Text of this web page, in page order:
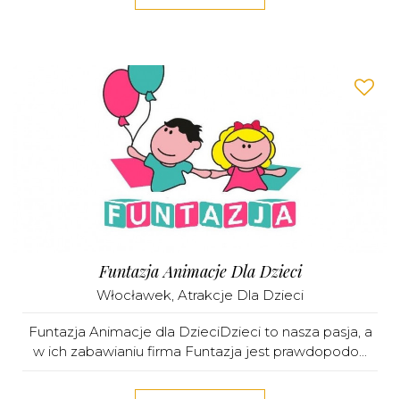
Funtazja Animacje Dla Dzieci
Włocławek, Atrakcje Dla Dzieci
Funtazja Animacje dla DzieciDzieci to nasza pasja, a
w ich zabawianiu firma Funtazja jest prawdopodo...